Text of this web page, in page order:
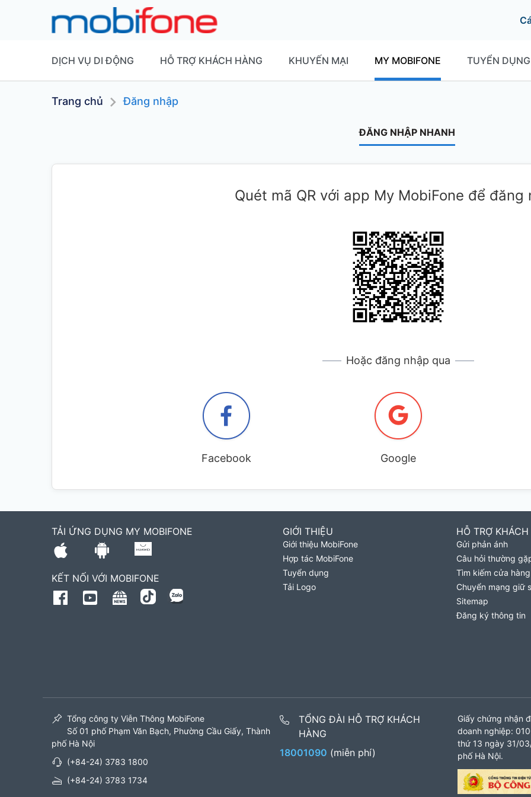
DỊCH VỤ DI ĐỘNG HỖ TRỢ KHÁCH HÀNG KHUYẾN MẠI MY MOBIFONE TUYỂN DỤNG
Trang chủ Đăng nhập
ĐĂNG NHẬP NHANH
Quét mã QR với app My MobiFone để đăng
Hoặc đăng nhập qua
Facebook Google
TẢI ỨNG DỤNG MY MOBIFONE
KẾT NỐI VỚI MOBIFONE
GIỚI THIỆU
Giới thiệu MobiFone
Hợp tác MobiFone
Tuyển dụng
Tải Logo
HỖ TRỢ
Gửi phản ánh
Câu hỏi thường
Tìm kiếm cửa hàng
Chuyển mạng giữ
Sitemap
Đăng ký thông tin
Tổng công ty Viễn Thông MobiFone
Số 01 phố Phạm Văn Bạch, Phường Cầu Giấy, Thành
phố Hà Nội
(+84-24) 3783 1800
(+84-24) 3783 1734
TỔNG ĐÀI HỖ TRỢ KHÁCH
HÀNG
18001090 (miễn phí)
Giấy chứng nhận
doanh nghiệp:
thứ 13 ngày 31/
phố Hà Nội.